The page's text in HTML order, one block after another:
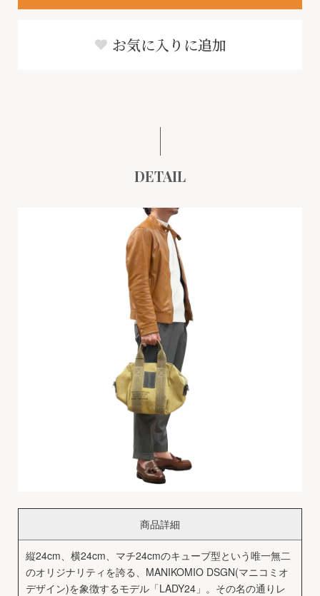
お気に入りに追加
DETAIL
商品詳細
縦24cm、横24cm、マチ24cmのキューブ型という唯一無二
のオリジナリティを誇る、MANIKOMIO DSGN(マニコミオ
デザイン)を象徴するモデル「LADY24」。その名の通りレ